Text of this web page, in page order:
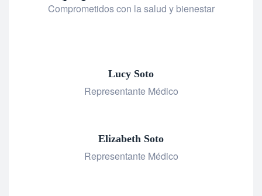
Comprometidos con la salud y bienestar
Lucy Soto
Representante Médico
Elizabeth Soto
Representante Médico